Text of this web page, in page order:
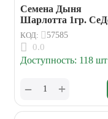
Семена Дыня
Шарлотта 1гр.
КОД: 57585
0.0
Доступность: 118 шт
+
−